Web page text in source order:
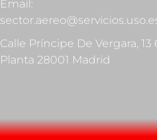
Email:
Calle Príncipe De Vergara, 13
Planta 28001 Madrid